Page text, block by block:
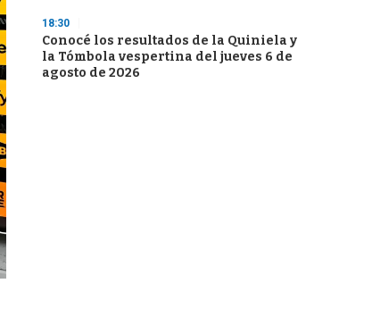
18:30
Conocé los resultados de la Quiniela y
la Tómbola vespertina del jueves 6 de
agosto de 2026